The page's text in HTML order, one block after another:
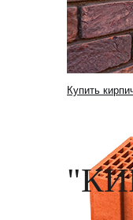
Купить